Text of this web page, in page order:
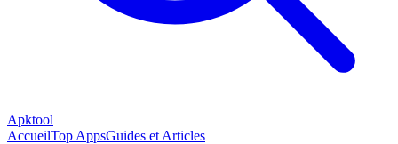
Apktool
AccueilTop AppsGuides et Articles